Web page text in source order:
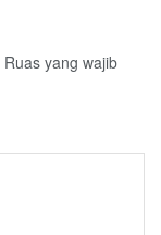
Ruas yang wajib